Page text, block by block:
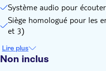
Système audio pour
Siège homologué pour les
et 3)
Lire plus
Non inclus